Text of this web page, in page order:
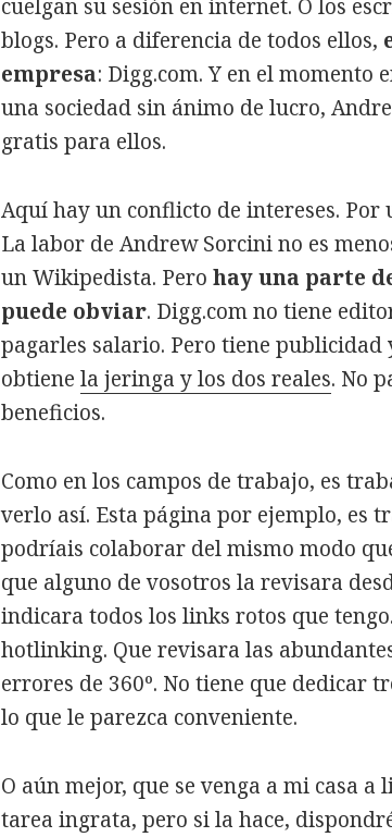
cuelgan su sesión en internet. O los
blogs. Pero a diferencia de todos ellos,
empresa: Digg.com. Y en el momento
una sociedad sin ánimo de lucro,
gratis para ellos.
Aquí hay un conflicto de intereses. Por
La labor de Andrew Sorcini no es
un Wikipedista. Perohay una parte
puede obviar. Digg.com no tiene
pagarles salario. Pero tiene publicidad
obtienela jeringa y los dos reales. No
beneficios.
Como en los campos de trabajo, es
verlo así. Esta página por ejemplo, es
podríais colaborar del mismo modo
que alguno de vosotros la revisara
indicara todos los links rotos que
hotlinking. Que revisara las
errores de 360º. No tiene que dedicar
lo que le parezca conveniente.
O aún mejor, que se venga a mi casa
tarea ingrata, pero si la hace,